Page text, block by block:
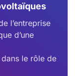
l’entreprise
d’une
le rôle de